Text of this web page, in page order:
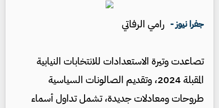
جفرا نيوز - رامي الرفاتي
تصاعدت وتيرة الاستعدادات للانتخابات النيابية
المقبلة 2024، وتقديم الصالونات السياسية
طروحات ومعادلات جديدة، تشمل تداول أسماء